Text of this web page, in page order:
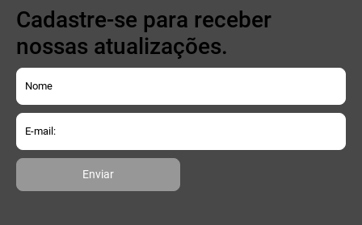
Enviar
Cadastre-se para receber
nossas atualizações.